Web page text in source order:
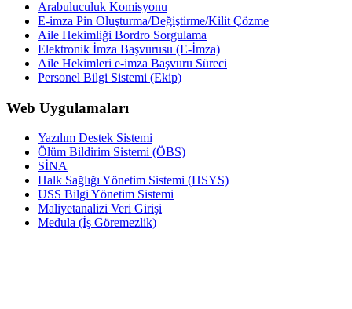
Arabuluculuk Komisyonu
E-imza Pin Oluşturma/Değiştirme/Kilit Çözme
Aile Hekimliği Bordro Sorgulama
Elektronik İmza Başvurusu (E-İmza)
Aile Hekimleri e-imza Başvuru Süreci
Personel Bilgi Sistemi (Ekip)
Web Uygulamaları
Yazılım Destek Sistemi
Ölüm Bildirim Sistemi (ÖBS)
SİNA
Halk Sağlığı Yönetim Sistemi (HSYS)
USS Bilgi Yönetim Sistemi
Maliyetanalizi Veri Girişi
Medula (İş Göremezlik)